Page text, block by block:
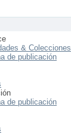
& Colecciones
de publicación
de publicación